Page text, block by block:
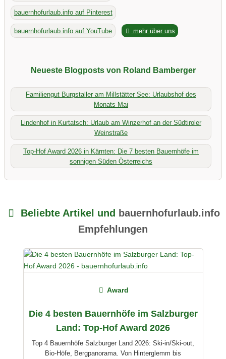
Beliebte Artikel und bauernhofurlaub.info
Empfehlungen
Die 4 besten Bauernhöfe im Salzburger
Land: Top-Hof Award 2026
Award
Top 4 Bauernhöfe Salzburger Land 2026: Ski-in/Ski-out,
Bio-Höfe, Bergpanorama. Von Hinterglemm bis
bauernhofurlaub.info auf Pinterest
bauernhofurlaub.info auf YouTube mehr über uns
Neueste Blogposts von Roland Bamberger
Familiengut Burgstaller am Millstätter See: Urlaubshof des
Monats Mai
Lindenhof in Kurtatsch: Urlaub am Winzerhof an der Südtiroler
Weinstraße
Top-Hof Award 2026 in Kärnten: Die 7 besten Bauernhöfe im
sonnigen Süden Österreichs